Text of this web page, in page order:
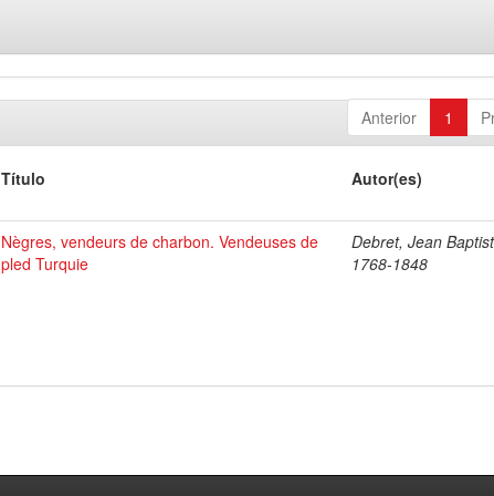
Anterior 1
Título Autor(es)
Nègres, vendeurs de charbon. Vendeuses de
pled Turquie
Debret, Jean
1768-1848